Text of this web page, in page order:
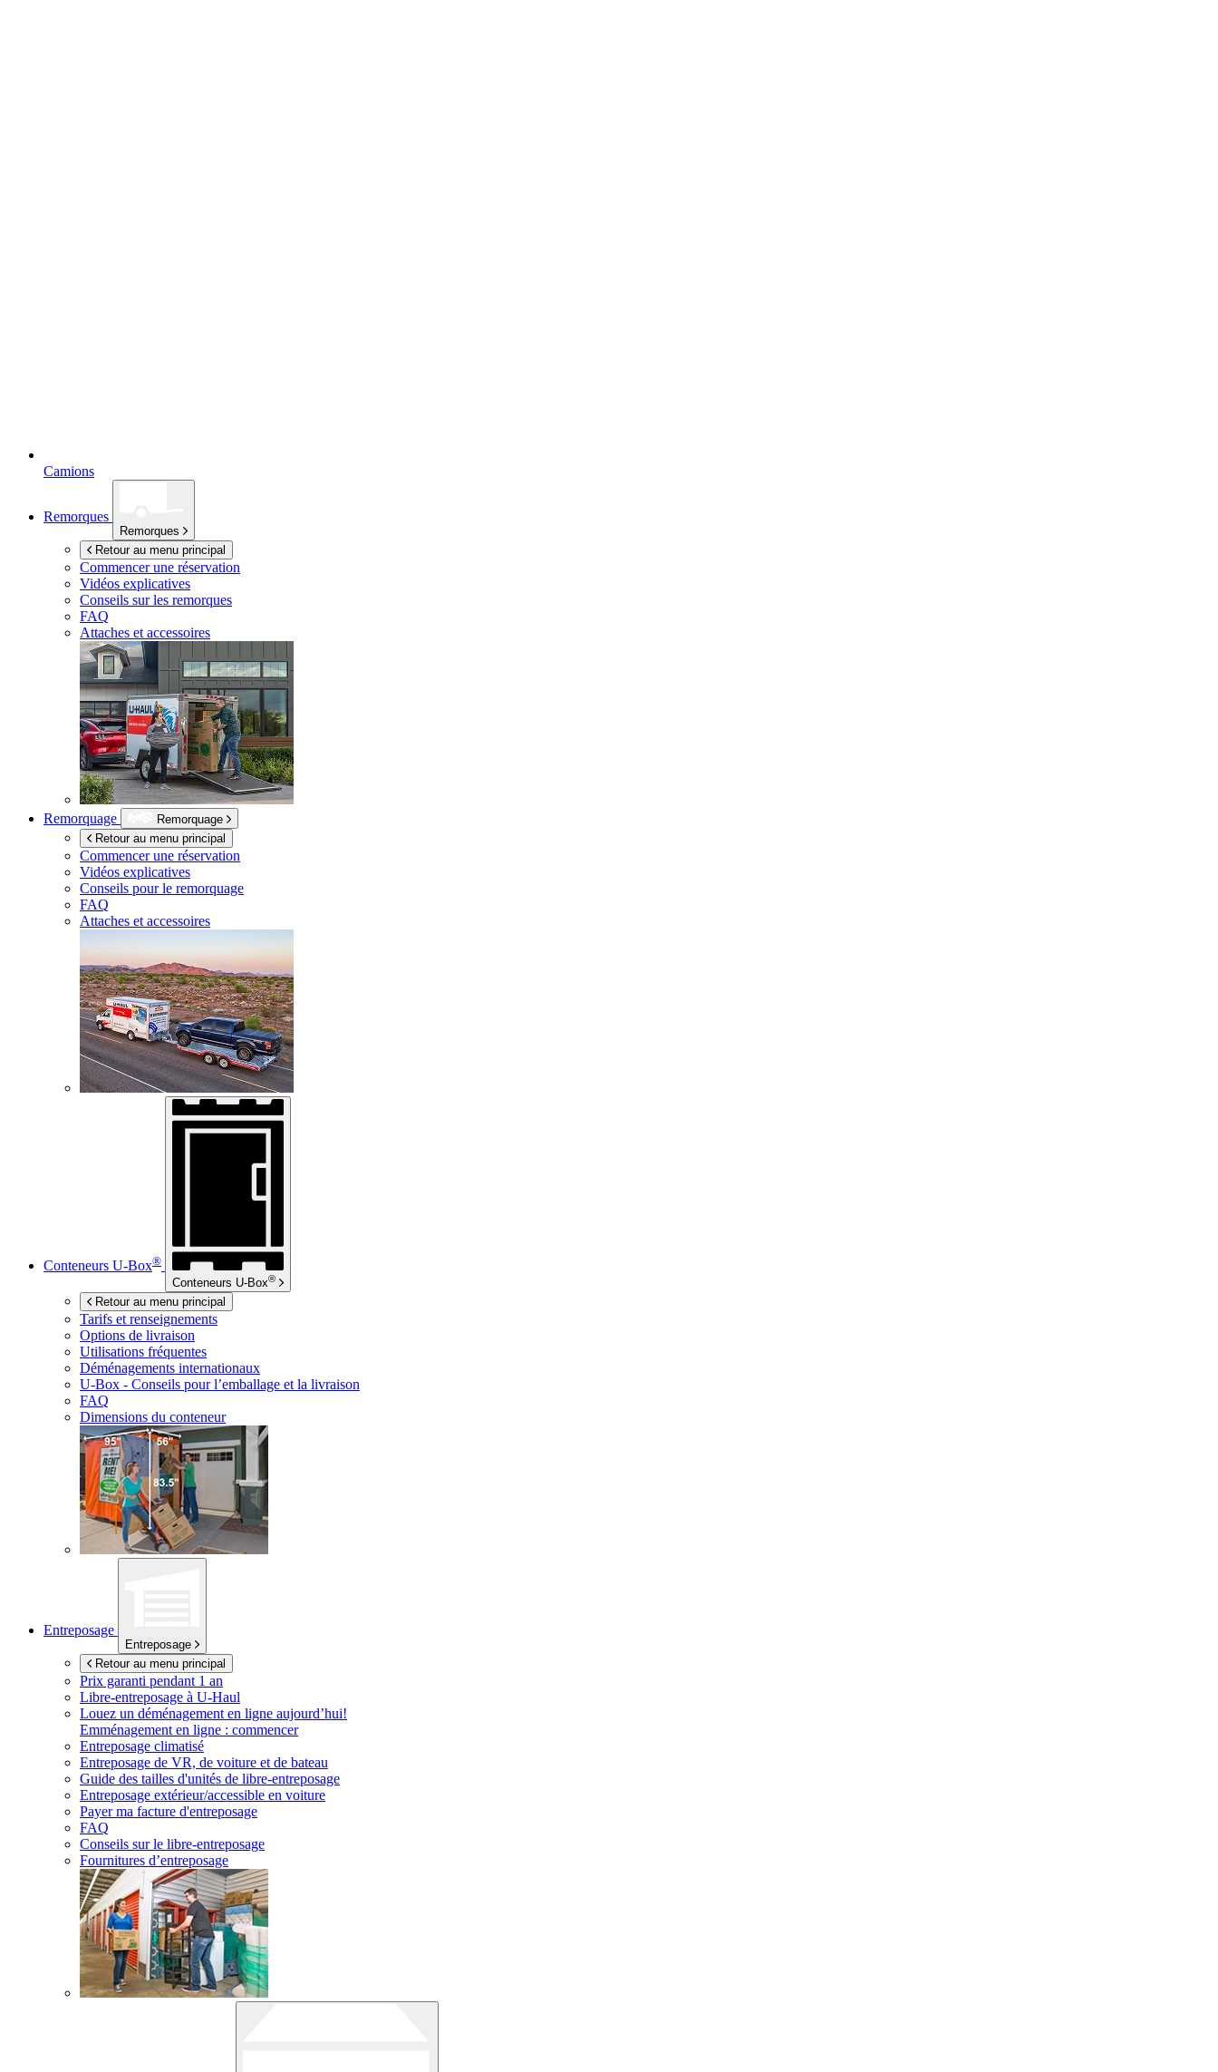
Camions
Remorques
Remorques
Retour au menu principal
Commencer une réservation
Vidéos explicatives
Conseils sur les remorques
FAQ
Attaches et accessoires
Remorquage
Remorquage
Retour au menu principal
Commencer une réservation
Vidéos explicatives
Conseils pour le remorquage
FAQ
Attaches et accessoires
Conteneurs U-Box®
Conteneurs U-Box®
Retour au menu principal
Tarifs et renseignements
Options de livraison
Utilisations fréquentes
Déménagements internationaux
U-Box - Conseils pour l’emballage et la livraison
FAQ
Dimensions du conteneur
Entreposage
Entreposage
Retour au menu principal
Prix garanti pendant 1 an
Libre-entreposage à U-Haul
Louez un déménagement en ligne aujourd’hui!
Emménagement en ligne : commencer
Entreposage climatisé
Entreposage de VR, de voiture et de bateau
Guide des tailles d'unités de libre-entreposage
Entreposage extérieur/accessible en voiture
Payer ma facture d'entreposage
FAQ
Conseils sur le libre-entreposage
Fournitures d’entreposage